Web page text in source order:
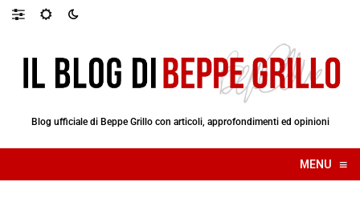
Blog ufficiale di Beppe Grillo con articoli, approfondimenti ed opinioni
MENU ≡
☰